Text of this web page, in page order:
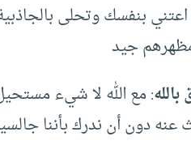
جيد
بالله: مع الله لا شيء
دون أن ندرك بأننا